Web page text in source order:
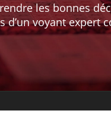
les bonnes
voyant expert